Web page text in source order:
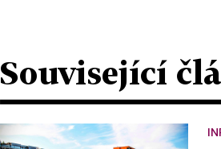
Související